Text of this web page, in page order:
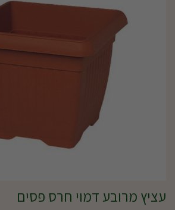
עציץ מרובע דמוי חרס פסים